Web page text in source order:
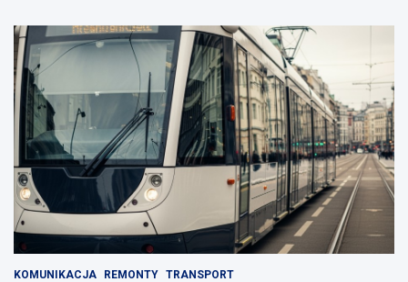
KOMUNIKACJA REMONTY TRANSPORT